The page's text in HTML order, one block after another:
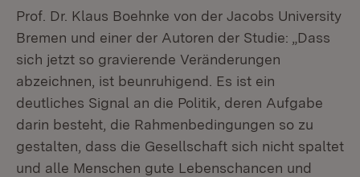
Prof. Dr. Klaus Boehnke von der Jacobs University
Bremen und einer der Autoren der Studie: „Dass
sich jetzt so gravierende Veränderungen
abzeichnen, ist beunruhigend. Es ist ein
deutliches Signal an die Politik, deren Aufgabe
darin besteht, die Rahmenbedingungen so zu
gestalten, dass die Gesellschaft sich nicht spaltet
und alle Menschen gute Lebenschancen und